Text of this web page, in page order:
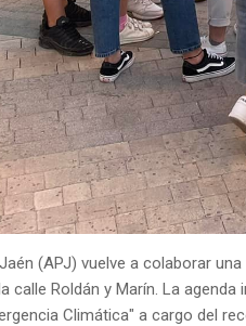
(APJ) vuelve a colaborar
calle Roldán y Marín. La
Climática" a cargo del